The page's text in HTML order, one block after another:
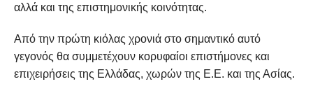
αλλά και της επιστημονικής κοινότητας.
Από την πρώτη κιόλας χρονιά στο σημαντικόαυτό
γεγονός θα συμμετέχουν κορυφαίοι επιστήμονες και
επιχειρήσεις της Ελλάδας, χωρών της Ε.Ε. και της Ασίας.